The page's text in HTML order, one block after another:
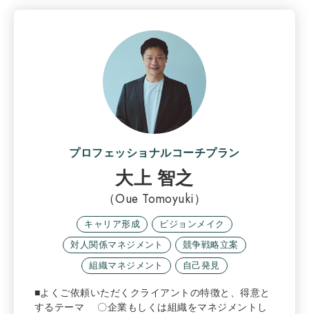
プロフェッショナルコーチプラン
大上 智之
（Oue Tomoyuki）
キャリア形成
ビジョンメイク
対人関係マネジメント
競争戦略立案
組織マネジメント
自己発見
■よくご依頼いただくクライアントの特徴と、得意と
するテーマ 〇企業もしくは組織をマネジメントし